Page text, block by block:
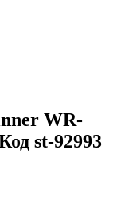
WR-
st-92993